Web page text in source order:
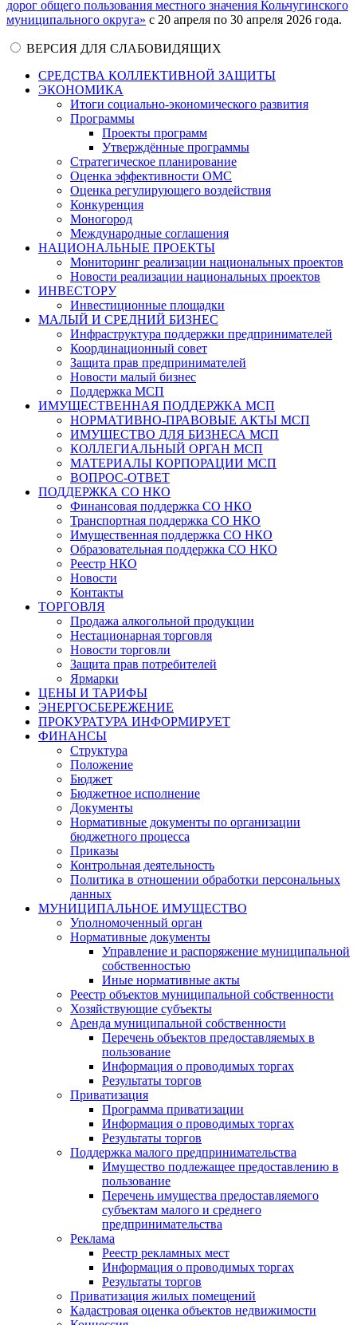
дорог общего пользования местного значения Кольчугинского
муниципального округа» с 20 апреля по 30 апреля 2026 года.
ВЕРСИЯ ДЛЯ СЛАБОВИДЯЩИХ
СРЕДСТВА КОЛЛЕКТИВНОЙ ЗАЩИТЫ
ЭКОНОМИКА
Итоги социально-экономического развития
Программы
Проекты программ
Утверждённые программы
Стратегическое планирование
Оценка эффективности ОМС
Оценка регулирующего воздействия
Конкуренция
Моногород
Международные соглашения
НАЦИОНАЛЬНЫЕ ПРОЕКТЫ
Мониторинг реализации национальных проектов
Новости реализации национальных проектов
ИНВЕСТОРУ
Инвестиционные площадки
МАЛЫЙ И СРЕДНИЙ БИЗНЕС
Инфраструктура поддержки предпринимателей
Координационный совет
Защита прав предпринимателей
Новости малый бизнес
Поддержка МСП
ИМУЩЕСТВЕННАЯ ПОДДЕРЖКА МСП
НОРМАТИВНО-ПРАВОВЫЕ АКТЫ МСП
ИМУЩЕСТВО ДЛЯ БИЗНЕСА МСП
КОЛЛЕГИАЛЬНЫЙ ОРГАН МСП
МАТЕРИАЛЫ КОРПОРАЦИИ МСП
ВОПРОС-ОТВЕТ
ПОДДЕРЖКА СО НКО
Финансовая поддержка СО НКО
Транспортная поддержка СО НКО
Имущественная поддержка СО НКО
Образовательная поддержка СО НКО
Реестр НКО
Новости
Контакты
ТОРГОВЛЯ
Продажа алкогольной продукции
Нестационарная торговля
Новости торговли
Защита прав потребителей
Ярмарки
ЦЕНЫ И ТАРИФЫ
ЭНЕРГОСБЕРЕЖЕНИЕ
ПРОКУРАТУРА ИНФОРМИРУЕТ
ФИНАНСЫ
Структура
Положение
Бюджет
Бюджетное исполнение
Документы
Нормативные документы по организации
бюджетного процесса
Приказы
Контрольная деятельность
Политика в отношении обработки персональных
данных
МУНИЦИПАЛЬНОЕ ИМУЩЕСТВО
Уполномоченный орган
Нормативные документы
Управление и распоряжение муниципальной
собственностью
Иные нормативные акты
Реестр объектов муниципальной собственности
Хозяйствующие субъекты
Аренда муниципальной собственности
Перечень объектов предоставляемых в
пользование
Информация о проводимых торгах
Результаты торгов
Приватизация
Программа приватизации
Информация о проводимых торгах
Результаты торгов
Поддержка малого предпринимательства
Имущество подлежащее предоставлению в
пользование
Перечень имущества предоставляемого
субъектам малого и среднего
предпринимательства
Реклама
Реестр рекламных мест
Информация о проводимых торгах
Результаты торгов
Приватизация жилых помещений
Кадастровая оценка объектов недвижимости